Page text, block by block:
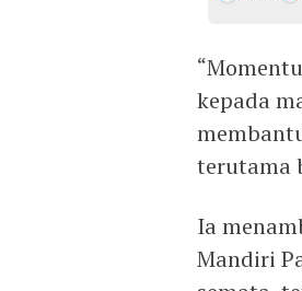
kepada
terutama
Ia
Mandiri